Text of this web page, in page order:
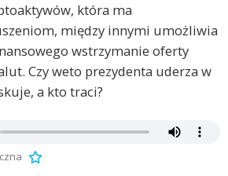
która ma
między innymi umożliwia
wstrzymanie oferty
Czy weto prezydenta uderza w
a kto traci?